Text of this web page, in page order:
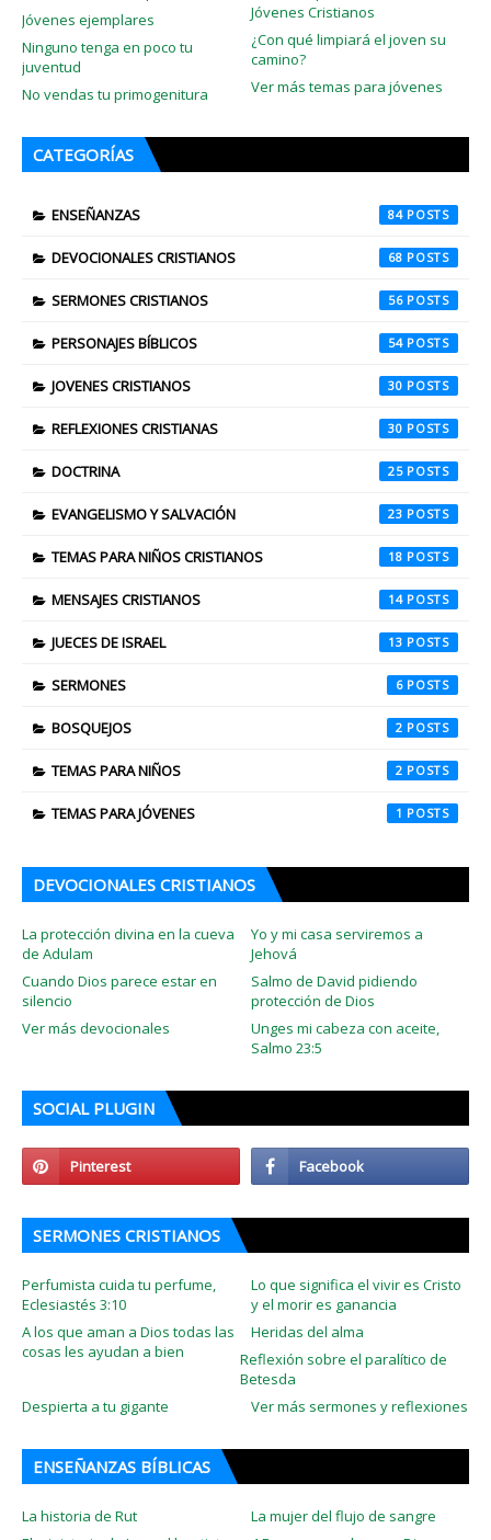
Jóvenes Cristianos
Jóvenes ejemplares
¿Con qué limpiará el joven su
camino?
Ninguno tenga en poco tu
juventud
Ver más temas para jóvenes
No vendas tu primogenitura
CATEGORÍAS
ENSEÑANZAS 84
DEVOCIONALES CRISTIANOS 68
SERMONES CRISTIANOS 56
PERSONAJES BÍBLICOS 54
JOVENES CRISTIANOS 30
REFLEXIONES CRISTIANAS 30
DOCTRINA 25
EVANGELISMO Y SALVACIÓN 23
TEMAS PARA NIÑOS CRISTIANOS 18
MENSAJES CRISTIANOS 14
JUECES DE ISRAEL 13
SERMONES 6
BOSQUEJOS 2
TEMAS PARA NIÑOS 2
TEMAS PARA JÓVENES 1
DEVOCIONALES CRISTIANOS
La protección divina en la cueva
de Adulam
Yo y mi casa serviremos a
Jehová
Cuando Dios parece estar en
silencio
Salmo de David pidiendo
protección de Dios
Ver más devocionales
Unges mi cabeza con aceite,
Salmo 23:5
SOCIAL PLUGIN
SERMONES CRISTIANOS
Perfumista cuida tu perfume,
Eclesiastés 3:10
Lo que significa el vivir es Cristo
y el morir es ganancia
A los que aman a Dios todas las
cosas les ayudan a bien
Heridas del alma
Reflexión sobre el paralítico de
Betesda
Ver más sermones y reflexiones
Despierta a tu gigante
ENSEÑANZAS BÍBLICAS
La historia de Rut
La mujer del flujo de sangre